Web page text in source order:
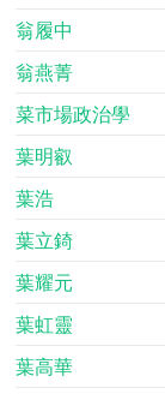
翁履中
翁燕菁
菜市場政治學
葉明叡
葉浩
葉立錡
葉耀元
葉虹靈
葉高華